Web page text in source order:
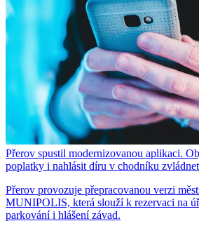
Přerov spustil modernizovanou aplikaci.
poplatky i nahlásit díru v chodníku
Přerov provozuje přepracovanou verzi
MUNIPOLIS, která slouží k rezervaci na
parkování i hlášení závad.